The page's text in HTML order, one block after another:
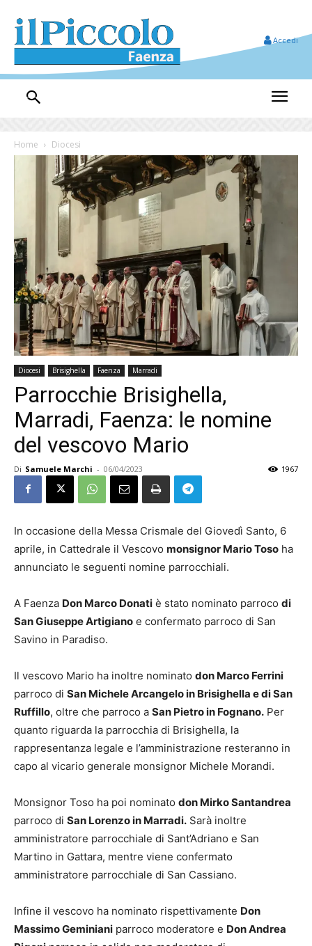
Accedi
Home Diocesi
Diocesi Brisighella Faenza Marradi
Parrocchie Brisighella,
Marradi, Faenza: le nomine
del vescovo Mario
Di Samuele Marchi - 06/04/2023 1967
In occasione della Messa Crismale del Giovedì Santo, 6
aprile, in Cattedrale il Vescovo monsignor Mario Toso ha
annunciato le seguenti nomine parrocchiali.
A Faenza Don Marco Donati è stato nominato parroco di
San Giuseppe Artigiano e confermato parroco di San
Savino in Paradiso.
Il vescovo Mario ha inoltre nominato don Marco Ferrini
parroco di San Michele Arcangelo in Brisighella e di San
Ruffillo, oltre che parroco a San Pietro in Fognano. Per
quanto riguarda la parrocchia di Brisighella, la
rappresentanza legale e l’amministrazione resteranno in
capo al vicario generale monsignor Michele Morandi.
Monsignor Toso ha poi nominato don Mirko Santandrea
parroco di San Lorenzo in Marradi. Sarà inoltre
amministratore parrocchiale di Sant’Adriano e San
Martino in Gattara, mentre viene confermato
amministratore parrocchiale di San Cassiano.
Infine il vescovo ha nominato rispettivamente Don
Massimo Geminiani parroco moderatore e Don Andrea